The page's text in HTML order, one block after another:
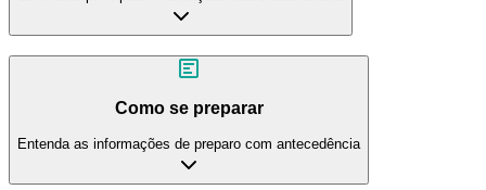
Como se preparar
Entenda as informações de preparo com antecedência